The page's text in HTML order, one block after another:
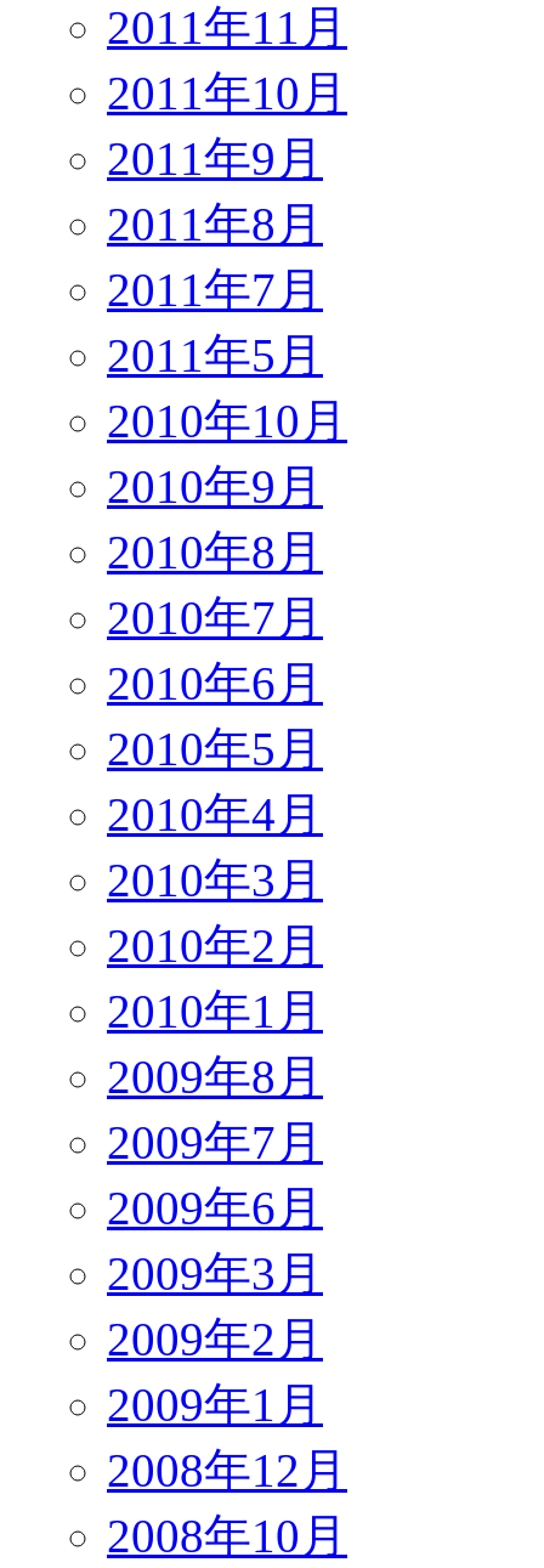
2011年11月
2011年10月
2011年9月
2011年8月
2011年7月
2011年5月
2010年10月
2010年9月
2010年8月
2010年7月
2010年6月
2010年5月
2010年4月
2010年3月
2010年2月
2010年1月
2009年8月
2009年7月
2009年6月
2009年3月
2009年2月
2009年1月
2008年12月
2008年10月